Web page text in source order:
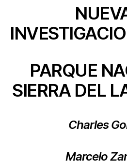
PARQUE
SIERRA DEL
Charles
Marcelo